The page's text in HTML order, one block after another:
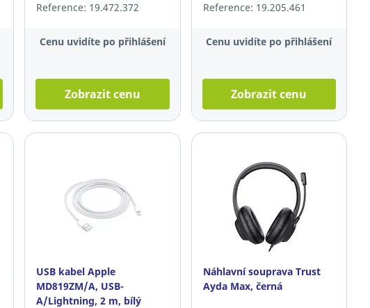
Reference: 19.472.372
Cenu uvidíte po přihlášení
Zobrazit cenu
Reference: 19.205.461
Cenu uvidíte po přihlášení
Zobrazit cenu
USB kabel Apple
MD819ZM/A, USB-
A/Lightning, 2 m, bílý
Náhlavní souprava Trust
Ayda Max, černá